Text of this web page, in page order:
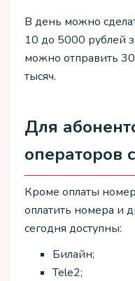
В день можно
10 до 5000 рублей
можно отправить
тысяч.
Для
операторов
Кроме оплаты
оплатить номера и
сегодня доступны:
Билайн;
Tele2;